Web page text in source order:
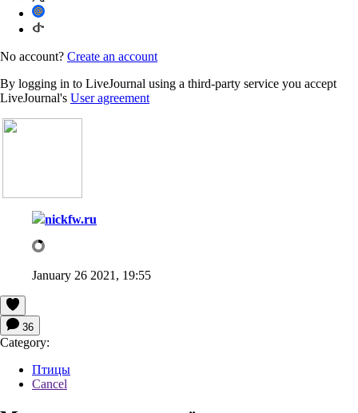
No account? Create an account
By logging in to LiveJournal using a third-party service you accept
LiveJournal's User agreement
nickfw.ru
January 26 2021, 19:55
36
Category:
Птицы
Cancel